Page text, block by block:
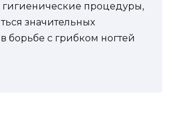
гигиенические процедуры,
значительных
в борьбе с грибком ногтей